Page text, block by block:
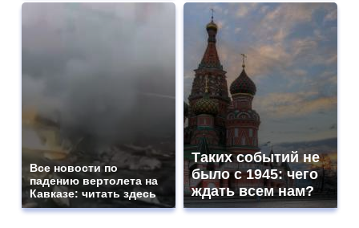
Все новости по
падению вертолета на
Кавказе: читать здесь
Таких событий не
было с 1945: чего
ждать всем нам?